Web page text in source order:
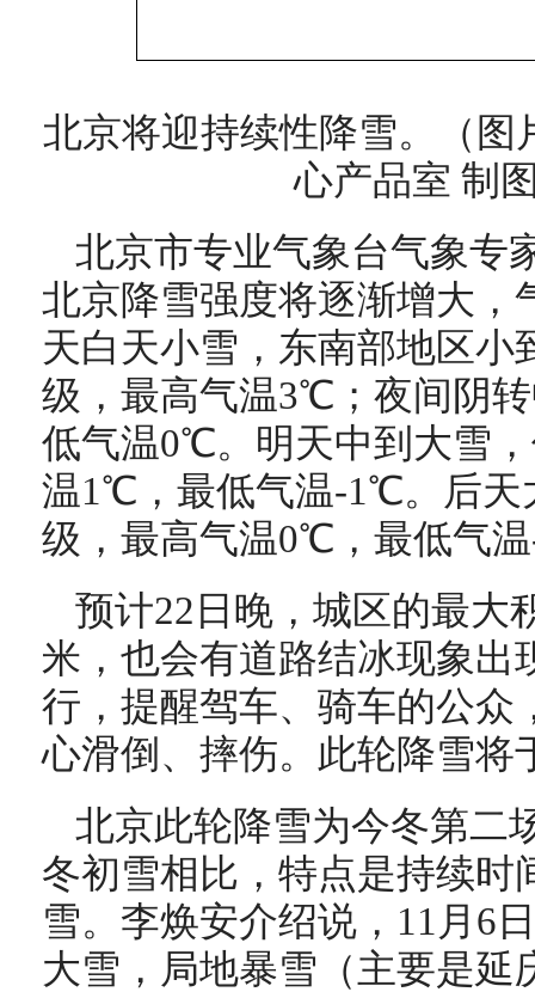
北京将迎持续性降雪。（图
心产品室 制
北京市专业气象台气象专
北京降雪强度将逐渐增大，
天白天小雪，东南部地区小
级，最高气温3℃；夜间阴
低气温0℃。明天中到大雪
温1℃，最低气温-1℃。后天
级，最高气温0℃，最低气
预计22日晚，城区的最大
米，也会有道路结冰现象出
行，提醒驾车、骑车的公众
心滑倒、摔伤。此轮降雪将
北京此轮降雪为今冬第二
冬初雪相比，特点是持续时
雪。李焕安介绍说，11月6
大雪，局地暴雪（主要是延